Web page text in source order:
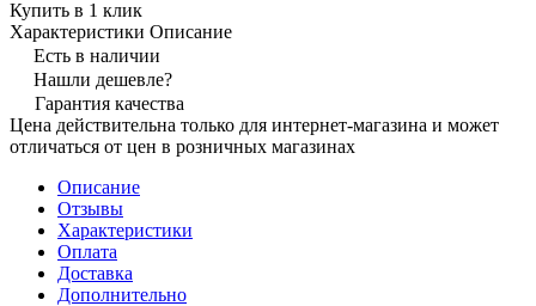
Купить в 1 клик
Характеристики Описание
Есть в наличии
Нашли дешевле?
Гарантия качества
Цена действительна только для интернет-магазина и может
отличаться от цен в розничных магазинах
Описание
Отзывы
Характеристики
Оплата
Доставка
Дополнительно